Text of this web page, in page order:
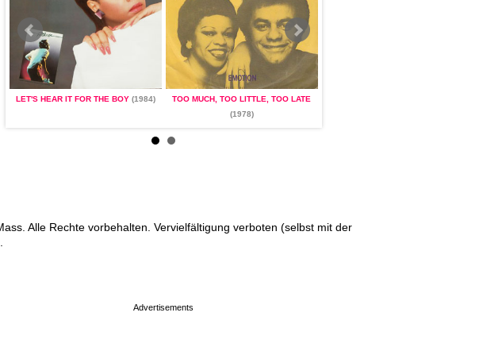
LET'S HEAR IT FOR THE BOY(1984)
TOO MUCH, TOO LITTLE, TOO LATE
(1978)
Alle Rechte vorbehalten. Vervielfältigung verboten (selbst mit der